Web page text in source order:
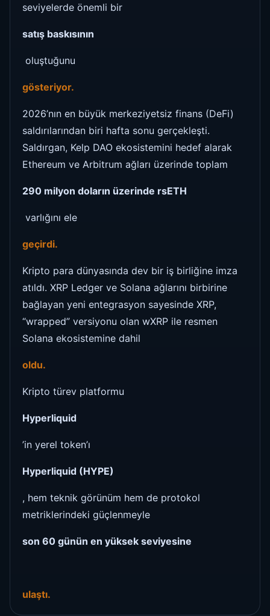
seviyelerde önemli bir
satış baskısının
oluştuğunu
gösteriyor.
2026’nın en büyük merkeziyetsiz finans (DeFi)
saldırılarından biri hafta sonu gerçekleşti.
Saldırgan, Kelp DAO ekosistemini hedef alarak
Ethereum ve Arbitrum ağları üzerinde toplam
290 milyon doların üzerinde rsETH
varlığını ele
geçirdi.
Kripto para dünyasında dev bir iş birliğine imza
atıldı. XRP Ledger ve Solana ağlarını birbirine
bağlayan yeni entegrasyon sayesinde XRP,
“wrapped” versiyonu olan wXRP ile resmen
Solana ekosistemine dahil
oldu.
Kripto türev platformu
Hyperliquid
’in yerel token’ı
Hyperliquid (HYPE)
, hem teknik görünüm hem de protokol
metriklerindeki güçlenmeyle
son 60 günün en yüksek seviyesine
ulaştı.